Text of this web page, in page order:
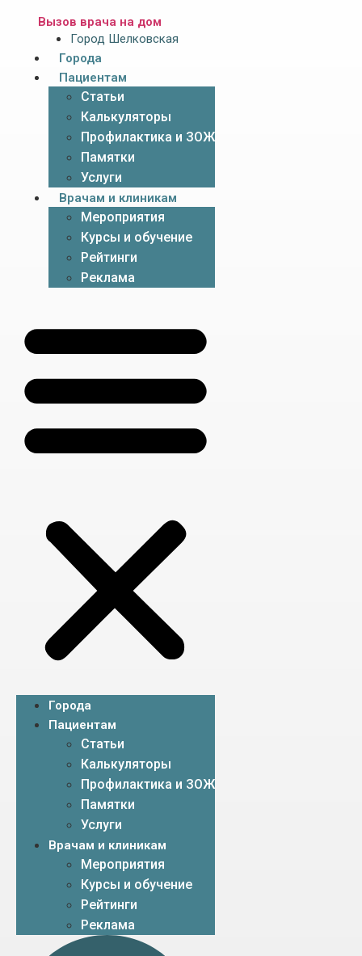
Вызов врача на дом
Город Шелковская
Города
Пациентам
Статьи
Калькуляторы
Профилактика и ЗОЖ
Памятки
Услуги
Врачам и клиникам
Мероприятия
Курсы и обучение
Рейтинги
Реклама
Города
Пациентам
Статьи
Калькуляторы
Профилактика и ЗОЖ
Памятки
Услуги
Врачам и клиникам
Мероприятия
Курсы и обучение
Рейтинги
Реклама